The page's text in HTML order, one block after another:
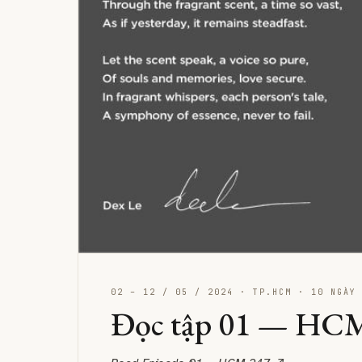
02 – 12 / 05 / 2024 · TP.HCM · 10 NGÀY
Đọc tập 01 —